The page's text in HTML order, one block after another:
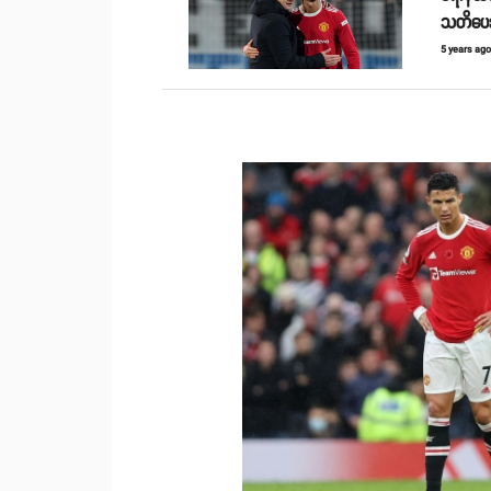
သတိပေ
5 years ago